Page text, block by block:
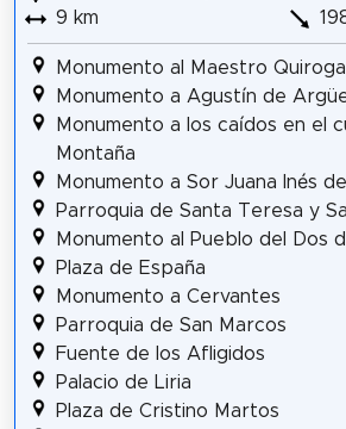
9 km
Monumento al Maestro Quiroga
Monumento a Agustín de
Monumento a los caídos en el
Montaña
Monumento a Sor Juana Inés
Parroquia de Santa Teresa y
Monumento al Pueblo del Dos
Plaza de España
Monumento a Cervantes
Parroquia de San Marcos
Fuente de los Afligidos
Palacio de Liria
Plaza de Cristino Martos